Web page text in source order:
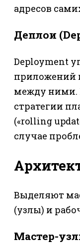
адресов
Деплои
Deployment
приложений
между ними.
стратегии
(«rolling
случае
Выделяют
(узлы) и
Мастер-